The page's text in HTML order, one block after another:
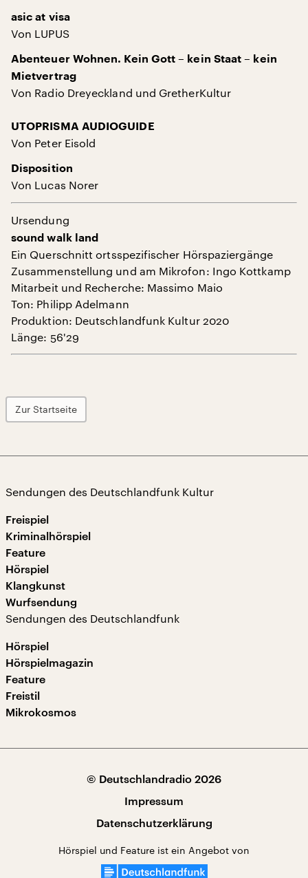
asic at visa
Von LUPUS
Abenteuer Wohnen. Kein Gott – kein Staat – kein
Mietvertrag
Von Radio Dreyeckland und GretherKultur
UTOPRISMA AUDIOGUIDE
Von Peter Eisold
Disposition
Von Lucas Norer
Ursendung
sound walk land
Ein Querschnitt ortsspezifischer Hörspaziergänge
Zusammenstellung und am Mikrofon: Ingo Kottkamp
Mitarbeit und Recherche: Massimo Maio
Ton: Philipp Adelmann
Produktion: Deutschlandfunk Kultur 2020
Länge: 56'29
Zur Startseite
Sendungen des Deutschlandfunk Kultur
Freispiel
Kriminalhörspiel
Feature
Hörspiel
Klangkunst
Wurfsendung
Sendungen des Deutschlandfunk
Hörspiel
Hörspielmagazin
Feature
Freistil
Mikrokosmos
© Deutschlandradio 2026
Impressum
Datenschutzerklärung
Hörspiel und Feature ist ein Angebot von